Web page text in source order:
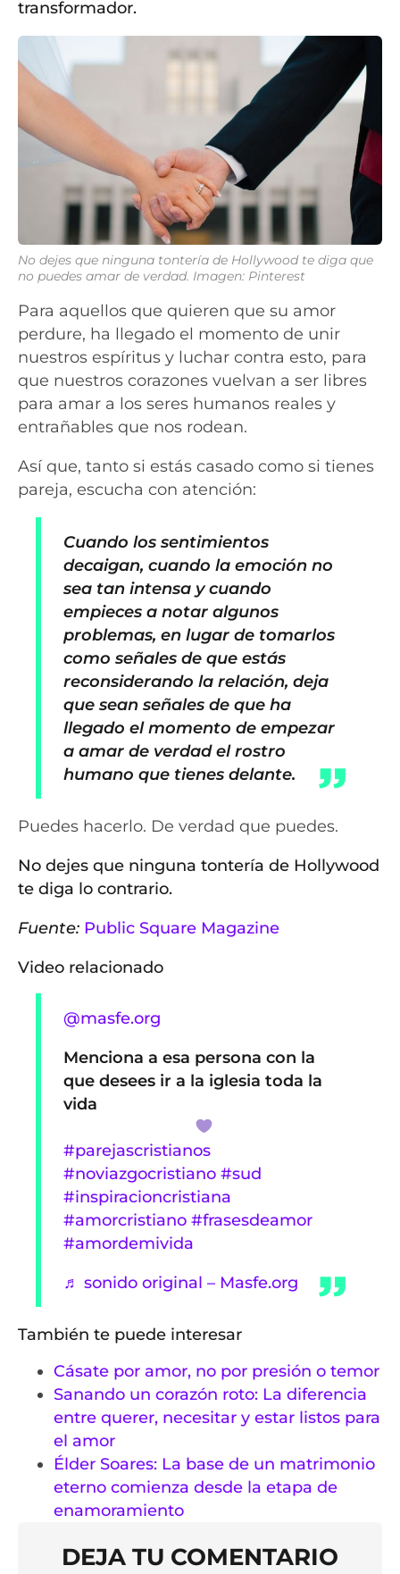
transformador.
No dejes que ninguna tontería de Hollywood te diga que
no puedes amar de verdad. Imagen: Pinterest
Para aquellos que quieren que su amor
perdure, ha llegado el momento de unir
nuestros espíritus y luchar contra esto, para
que nuestros corazones vuelvan a ser libres
para amar a los seres humanos reales y
entrañables que nos rodean.
Así que, tanto si estás casado como si tienes
pareja, escucha con atención:
Cuando los sentimientos
decaigan, cuando la emoción no
sea tan intensa y cuando
empieces a notar algunos
problemas, en lugar de tomarlos
como señales de que estás
reconsiderando la relación, deja
que sean señales de que ha
llegado el momento de empezar
a amar de verdad el rostro
humano que tienes delante.
Puedes hacerlo. De verdad que puedes.
No dejes que ninguna tontería de Hollywood
te diga lo contrario.
Fuente: Public Square Magazine
Video relacionado
@masfe.org
Menciona a esa persona con la
que desees ir a la iglesia toda la
vida
#parejascristianos
#noviazgocristiano #sud
#inspiracioncristiana
#amorcristiano #frasesdeamor
#amordemivida
♬ sonido original – Masfe.org
También te puede interesar
Cásate por amor, no por presión o temor
Sanando un corazón roto: La diferencia
entre querer, necesitar y estar listos para
el amor
Élder Soares: La base de un matrimonio
eterno comienza desde la etapa de
enamoramiento
DEJA TU COMENTARIO